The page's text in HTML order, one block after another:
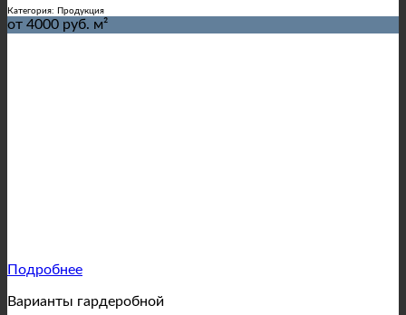
Категория: Продукция
от 4000 руб. м²
Подробнее
Варианты гардеробной